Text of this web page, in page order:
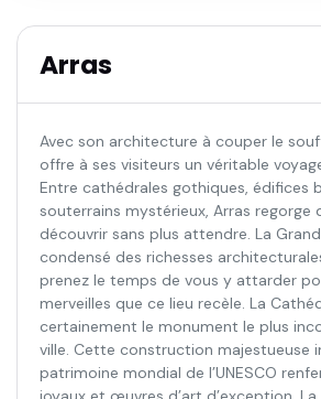
Arras
Avec son architecture à couper le
offre à ses visiteurs un véritable
Entre cathédrales gothiques, édifices
souterrains mystérieux, Arras regorge
découvrir sans plus attendre. La
condensé des richesses
prenez le temps de vous y attarder
merveilles que ce lieu recèle. La
certainement le monument le plus
ville. Cette construction majestueuse
patrimoine mondial de l’UNESCO